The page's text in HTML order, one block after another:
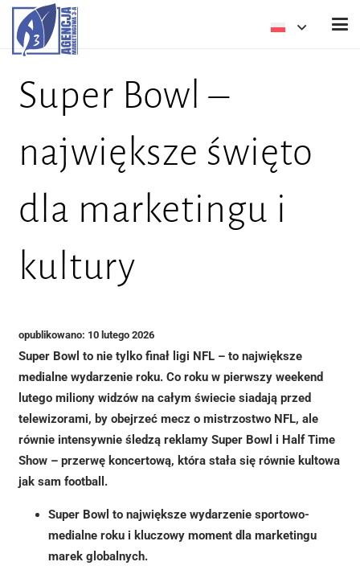
Super Bowl –
największe święto
dla marketingu i
kultury
opublikowano: 10 lutego 2026
Super Bowl to nie tylko finał ligi NFL – to największe
medialne wydarzenie roku. Co roku w pierwszy weekend
lutego miliony widzów na całym świecie siadają przed
telewizorami, by obejrzeć mecz o mistrzostwo NFL, ale
równie intensywnie śledzą reklamy Super Bowl i Half Time
Show – przerwę koncertową, która stała się równie kultowa
jak sam football.
Super Bowl to największe wydarzenie sportowo-
medialne roku i kluczowy moment dla marketingu
marek globalnych.